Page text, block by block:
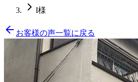
I様
お客様の声一覧に戻る